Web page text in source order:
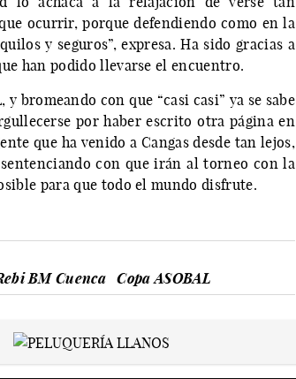
ocurrir, porque defendiendo como en la
y seguros”, expresa. Ha sido gracias a
han podido llevarse el encuentro.
bromeando con que “casi casi” ya se sabe
por haber escrito otra página en
que ha venido a Cangas desde tan lejos,
con que irán al torneo con la
para que todo el mundo disfrute.
BM Cuenca Copa ASOBAL